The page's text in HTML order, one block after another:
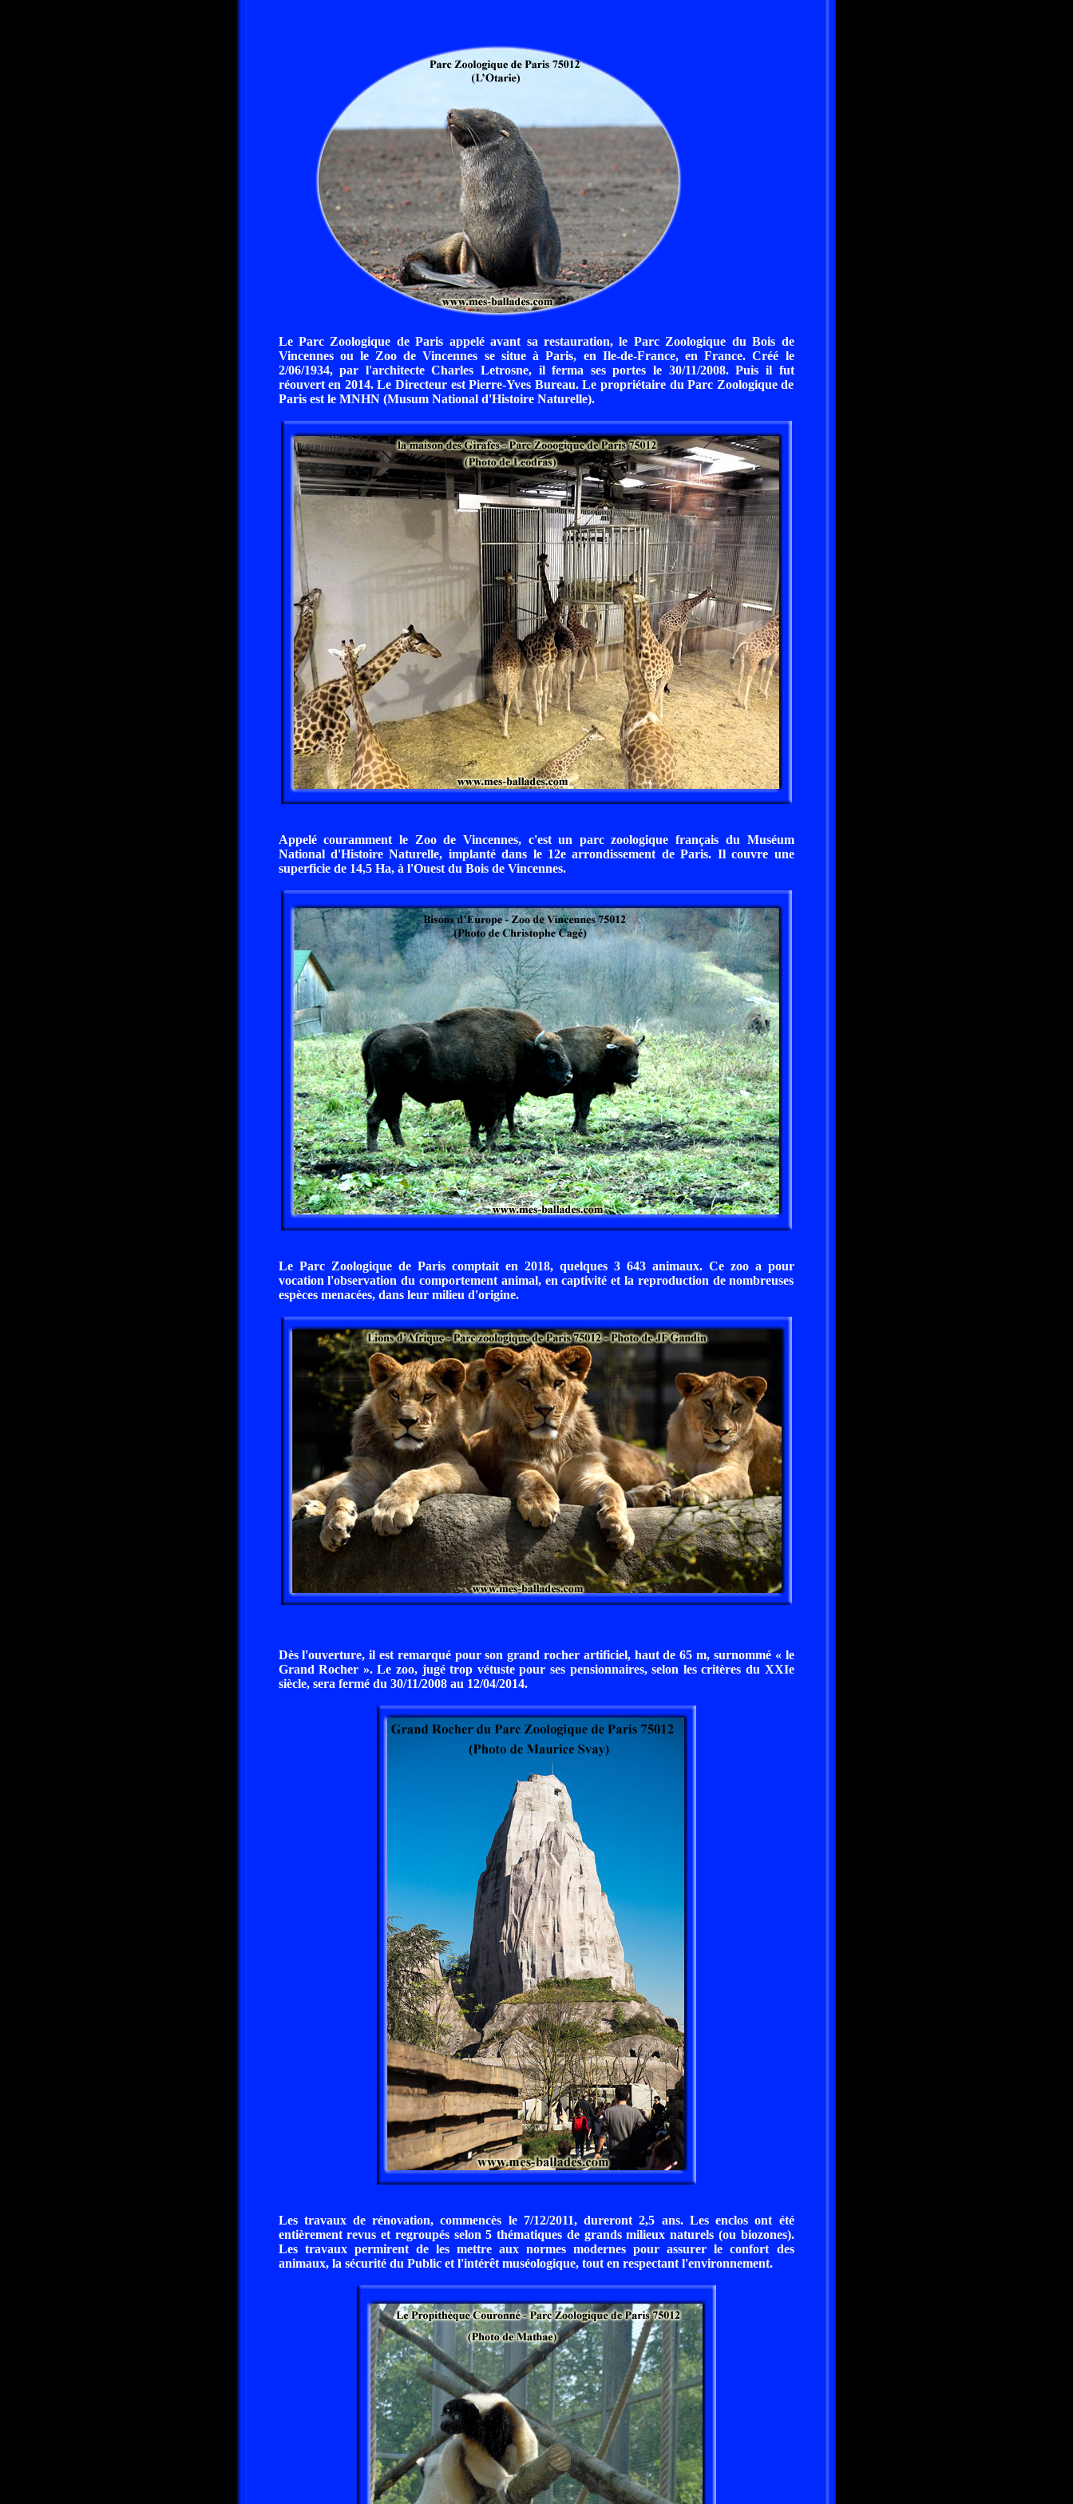
Le Parc Zoologique de Paris appelé avant sa restauration, le Parc Zoologique du Bois de
Vincennes ou le Zoo de Vincennes se situe à Paris, en Ile-de-France, en France. Créé le
2/06/1934, par l'architecte Charles Letrosne, il ferma ses portes le 30/11/2008. Puis il fut
réouvert en 2014. Le Directeur est Pierre-Yves Bureau. Le propriétaire du Parc Zoologique de
Paris est le MNHN (Musum National d'Histoire Naturelle).
Appelé couramment le Zoo de Vincennes, c'est un parc zoologique français du Muséum
National d'Histoire Naturelle, implanté dans le 12e arrondissement de Paris. Il couvre une
superficie de 14,5 Ha, à l'Ouest du Bois de Vincennes.
Le Parc Zoologique de Paris comptait en 2018, quelques 3 643 animaux. Ce zoo a pour
vocation l'observation du comportement animal, en captivité et la reproduction de nombreuses
espèces menacées, dans leur milieu d'origine.
Dès l'ouverture, il est remarqué pour son grand rocher artificiel, haut de 65 m, surnommé « le
Grand Rocher ». Le zoo, jugé trop vétuste pour ses pensionnaires, selon les critères du XXIe
siècle, sera fermé du 30/11/2008 au 12/04/2014.
Les travaux de rénovation, commencès le 7/12/2011, dureront 2,5 ans. Les enclos ont été
entièrement revus et regroupés selon 5 thématiques de grands milieux naturels (ou biozones).
Les travaux permirent de les mettre aux normes modernes pour assurer le confort des
animaux, la sécurité du Public et l'intérêt muséologique, tout en respectant l'environnement.